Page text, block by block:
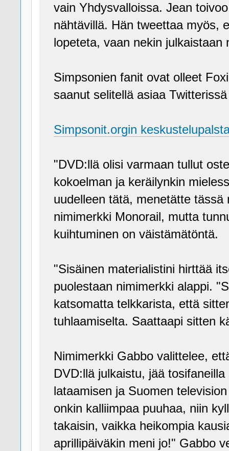
vain Yhdysvalloissa. Jean
nähtävillä. Hän tweettaa myös,
lopeteta, vaan nekin julkaistaan
Simpsonien fanit ovat olleet
saanut selitellä asiaa
Simpsonit.orgin
"DVD:llä olisi varmaan tullut
kokoelman ja keräilynkin
uudelleen tätä, menetätte
nimimerkki Monorail, mutta
kuihtuminen on väistämätöntä.
"Sisäinen materialistini hirttää
puolestaan nimimerkki alappi.
katsomatta telkkarista, että
tuhlaamiselta. Saattaapi sitten
Nimimerkki Gabbo valittelee,
DVD:llä julkaistu, jää
lataamisen ja Suomen
onkin kalliimpaa puuhaa, niin
takaisin, vaikka heikompia
aprillipäiväkin meni jo!" Gabbo